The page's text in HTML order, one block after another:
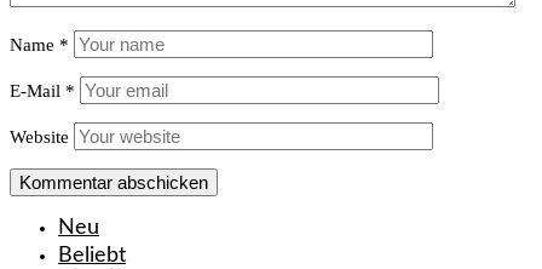
Name *
E-Mail *
Website
Neu
Beliebt